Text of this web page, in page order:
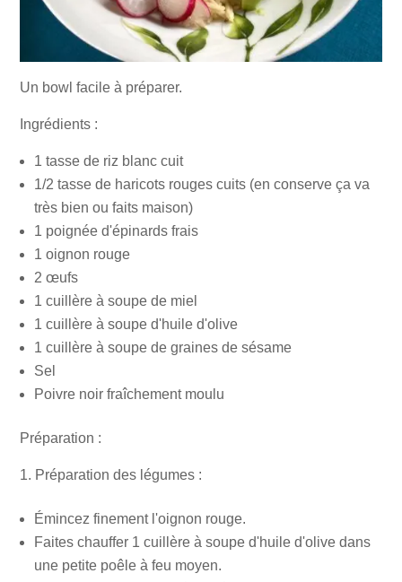
Un bowl facile à préparer.
Ingrédients :
1 tasse de riz blanc cuit
1/2 tasse de haricots rouges cuits (en conserve ça va
très bien ou faits maison)
1 poignée d'épinards frais
1 oignon rouge
2 œufs
1 cuillère à soupe de miel
1 cuillère à soupe d'huile d'olive
1 cuillère à soupe de graines de sésame
Sel
Poivre noir fraîchement moulu
Préparation :
Préparation des légumes :
Émincez finement l'oignon rouge.
Faites chauffer 1 cuillère à soupe d'huile d'olive dans
une petite poêle à feu moyen.